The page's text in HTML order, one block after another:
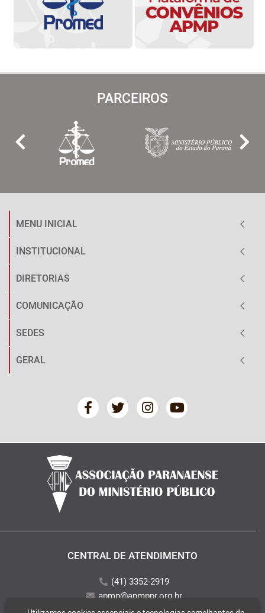
PARCEIROS
MENU INICIAL
INSTITUCIONAL
DIRETORIAS
COMUNICAÇÃO
SEDES
GERAL
CENTRAL DE ATENDIMENTO
(41) 3352-2919
apmp@apmppr.org.br